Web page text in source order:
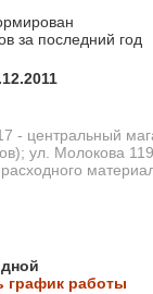
за последний год
- центральный
ул. Молокова
график работы